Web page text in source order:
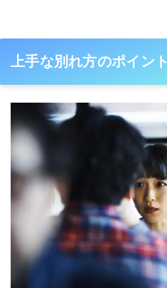
上手な別れ方のポイント